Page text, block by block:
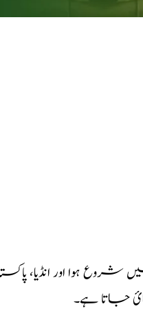
ہوا اور انڈیا،
جاتا ہے۔